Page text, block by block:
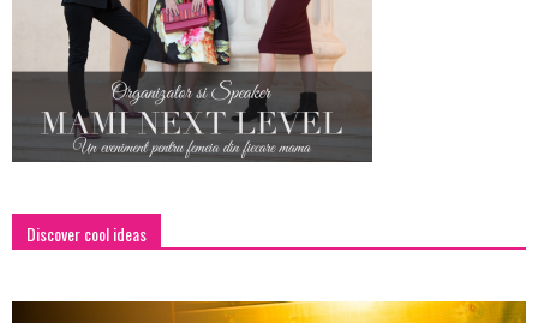
Discover cool ideas